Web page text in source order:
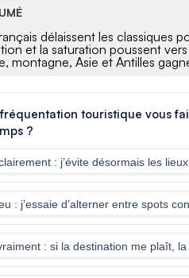
délaissent les classiques
et la saturation poussent
montagne, Asie et Antilles
touristique vous
?
: j’évite désormais les
: j’essaie d’alterner entre spots
: si la destination me plaît,